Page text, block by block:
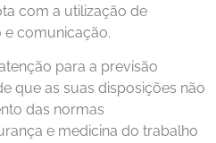
com a utilização de
comunicação.
para a previsão
que as suas disposições não
das normas
e medicina do trabalho